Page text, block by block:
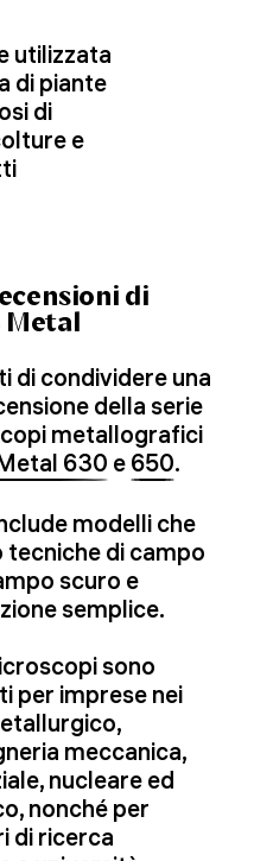
utilizzata
di piante
di
e
di
Metal
di condividere una
della serie
metallografici
630 e 650.
modelli che
tecniche di campo
scuro e
semplice.
sono
per imprese nei
meccanica,
nucleare ed
nonché per
di ricerca